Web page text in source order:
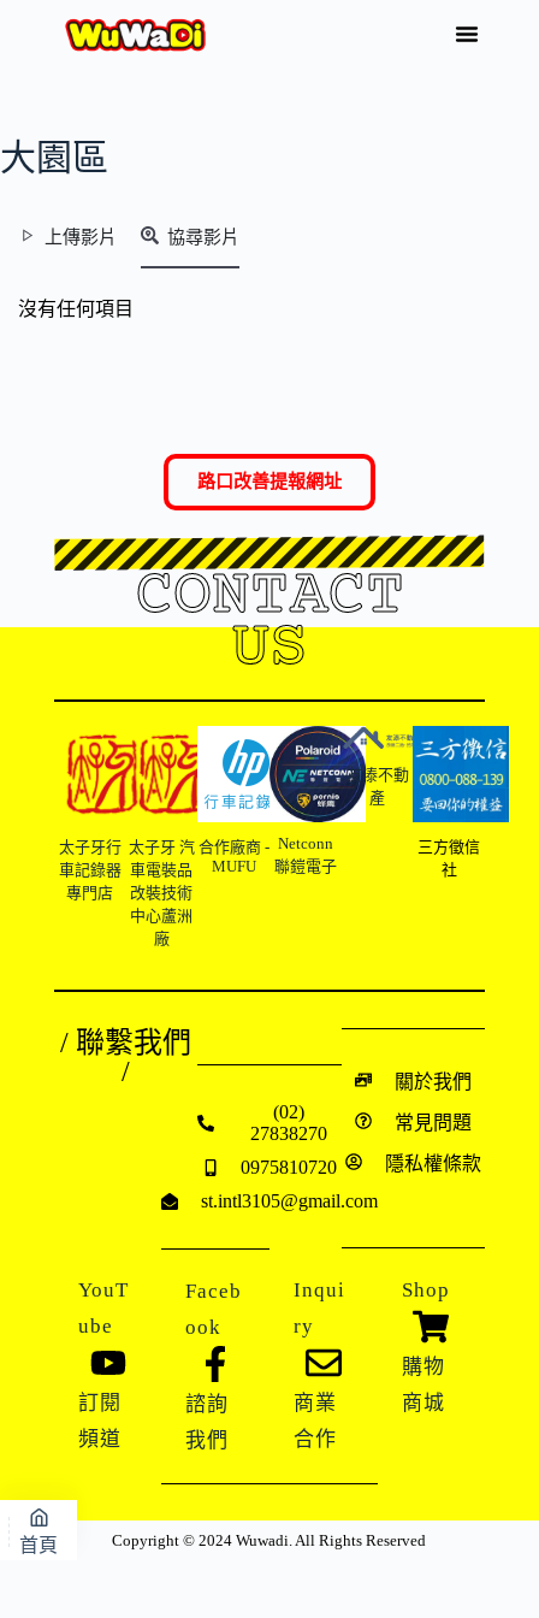
大園區
上傳影片 協尋影片
沒有任何項目
路口改善提報網址
CONTACT
US
太子牙行
車記錄器
專門店
太子牙 汽
車電裝品
改裝技術
中心蘆洲
廠
合作廠商 -
MUFU
Netconn
聯鎧電子
友溙不動
產
三方徵信
社
/ 聯繫我們
/
(02)
27838270
0975810720
st.intl3105@gmail.com
關於我們
常見問題
隱私權條款
YouT
ube
訂閱
頻道
Faceb
ook
諮詢
我們
Inqui
ry
商業
合作
Shop
購物
商城
Copyright © 2024 Wuwadi. All Rights Reserved
首頁